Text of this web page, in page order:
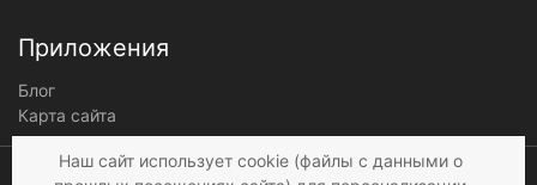
Приложения
Блог
Карта сайта
Мы получаем и
Наш сайт использует cookie (файлы с данными о